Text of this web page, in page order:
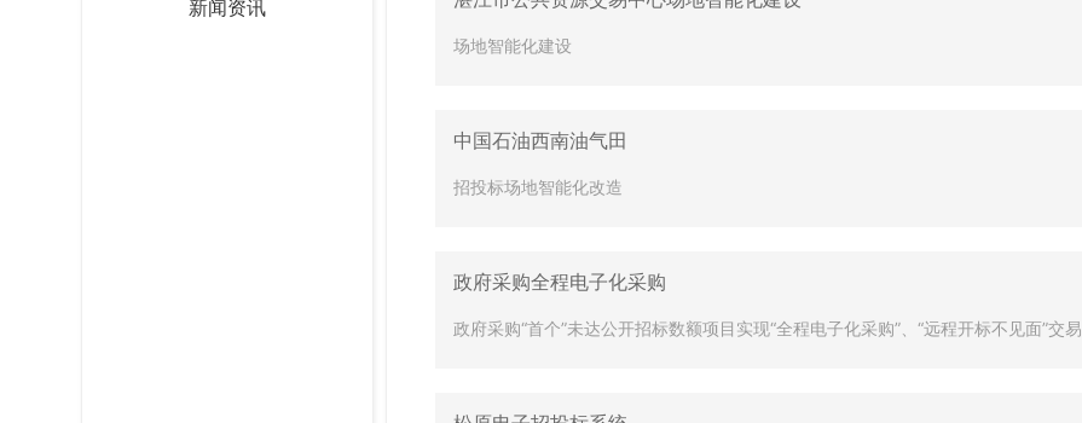
新闻资讯
场地智能化建设
中国石油西南油气田
招投标场地智能化改造
政府采购全程电子化采购
政府采购“首个”未达公开招标数额项目实现“全程电子化采购”、“远程开标不见面”交易